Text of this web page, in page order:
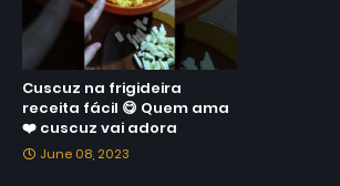
Cuscuz na frigideira
receita fácil 😋 Quem ama
❤️ cuscuz vai adora
June 08, 2023